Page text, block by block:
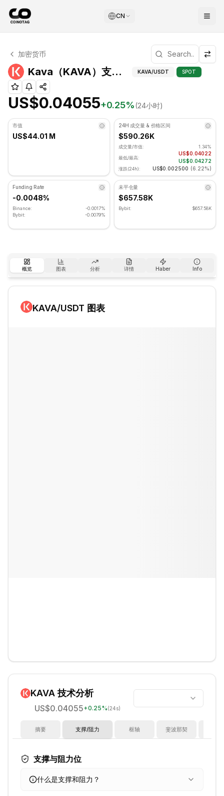
CN
Kava 技术分析
Kava 目前交易价格为 US$0.04055. RSI 指标为 31.28 处
加密货币
Kava（KAVA）支撑和阻力位 Kava（
KAVA/USDT SPOT
US$0.04055+0.25%(24小时)
市值
US$44.01 M
24H 成交量 & 价格区间
$590.26K
成交量/市值:
1.34%
最低/最高:
US$0.04022
US$0.04272
涨跌(24h): US$0.002500 (6.22%)
Funding Rate
-0.0048%
Binance:
-0.0017%
Bybit:
-0.0079%
未平仓量
$657.58K
Bybit: $657.58K
概览 图表 分析 详情 Haber Info
KAVA/USDT 图表
KAVA技术分析
US$0.04055+0.25%(24s)
摘要 支撑/阻力 枢轴 斐波那契
支撑与阻力位
什么是支撑和阻力？